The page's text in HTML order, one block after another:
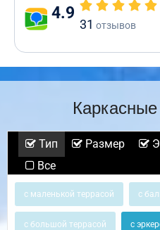
4.9
31 отзывов
Тип Размер
Все
с маленькой террасой с
с большой террасой с